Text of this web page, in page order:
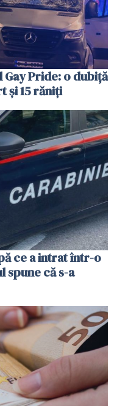
Pride: o dubiță
și 15 răniți
ce a intrat într-o
spune că s-a